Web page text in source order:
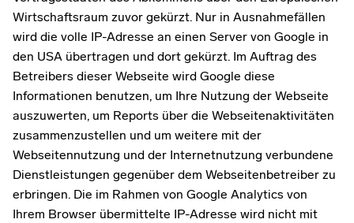
Wirtschaftsraum zuvor gekürzt. Nur in Ausnahmefällen
wird die volle IP-Adresse an einen Server von Google in
den USA übertragen und dort gekürzt. Im Auftrag des
Betreibers dieser Webseite wird Google diese
Informationen benutzen, um Ihre Nutzung der Webseite
auszuwerten, um Reports über die Webseitenaktivitäten
zusammenzustellen und um weitere mit der
Webseitennutzung und der Internetnutzung verbundene
Dienstleistungen gegenüber dem Webseitenbetreiber zu
erbringen. Die im Rahmen von Google Analytics von
Ihrem Browser übermittelte IP-Adresse wird nicht mit